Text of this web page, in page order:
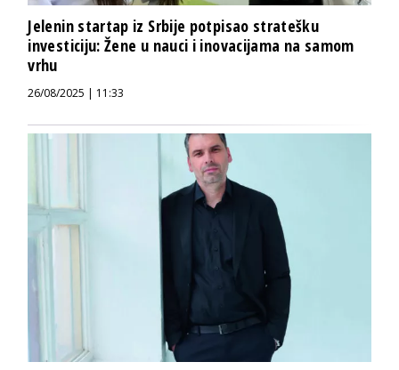
Jelenin startap iz Srbije potpisao stratešku
investiciju: Žene u nauci i inovacijama na samom
vrhu
26/08/2025 | 11:33